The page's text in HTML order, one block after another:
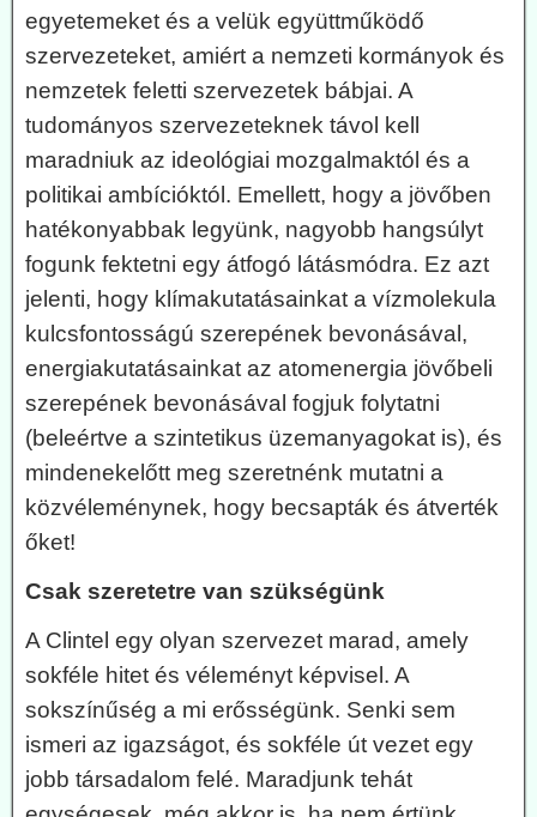
egyetemeket és a velük együttműködő
szervezeteket, amiért a nemzeti kormányok és
nemzetek feletti szervezetek bábjai. A
tudományos szervezeteknek távol kell
maradniuk az ideológiai mozgalmaktól és a
politikai ambícióktól. Emellett, hogy a jövőben
hatékonyabbak legyünk, nagyobb hangsúlyt
fogunk fektetni egy átfogó látásmódra. Ez azt
jelenti, hogy klímakutatásainkat a vízmolekula
kulcsfontosságú szerepének bevonásával,
energiakutatásainkat az atomenergia jövőbeli
szerepének bevonásával fogjuk folytatni
(beleértve a szintetikus üzemanyagokat is), és
mindenekelőtt meg szeretnénk mutatni a
közvéleménynek, hogy becsapták és átverték
őket!
Csak szeretetre van szükségünk
A Clintel egy olyan szervezet marad, amely
sokféle hitet és véleményt képvisel. A
sokszínűség a mi erősségünk. Senki sem
ismeri az igazságot, és sokféle út vezet egy
jobb társadalom felé. Maradjunk tehát